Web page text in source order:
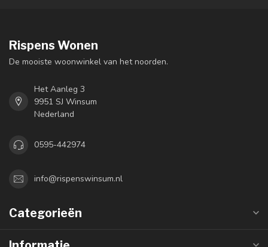
Rispens Wonen
De mooiste woonwinkel van het noorden.
Het Aanleg 3
9951 SJ Winsum
Nederland
0595-442974
info@rispenswinsum.nl
Categorieën